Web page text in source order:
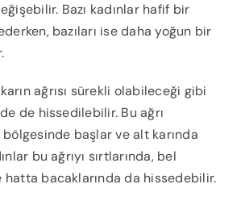
Bazı kadınlar hafif bir
bazıları ise daha yoğun bir
ağrısı sürekli olabileceği gibi
de hissedilebilir. Bu ağrı
bölgesinde başlar ve alt karında
bu ağrıyı sırtlarında, bel
hatta bacaklarında da hissedebilir.